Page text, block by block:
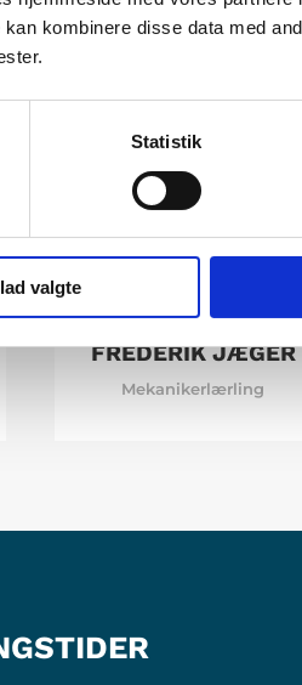
kombinere disse data med
Statistik
valgte
FREDERIK JÆGER
Mekanikerlærling